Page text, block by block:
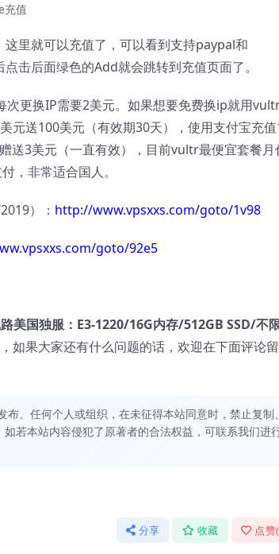
充值
里就可以充值了，可以看到支持paypal和
击后面绿色的Add就会跳转到充值页面了。
更换IP需要2美元。如果想要免费换ip就用vultr
送100美元（有效期30天），使用支付宝充
送3美元（一直有效），目前vultr最便宜套餐月
，非常适合国人。
）： http://www.vpsxxs.com/goto/1v98
goto/92e5
美国独服：E3-1220/16G内存/512GB SSD/不
如果大家还有什么问题的话，欢迎在下面评论留
。任何个人或组织，在未征得本站同意时，禁止复制、
若本站内容侵犯了原著者的合法权益，可联系我们进
分享 收藏 点赞(